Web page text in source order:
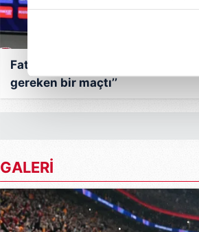
içerikleri sunabilmek adına
Her halükârda, kullanıcılar, bu
Sizlere daha iyi bir hizmet
amacıyla kullanılmaktadır.
reklam/pazarlama faaliyetlerinin
Çerezlere ilişkin tercihlerinizi
butonuna tıklayabilir,Çerez
6698 sayılı Kişisel Verilerin
Fatih Tekke: "Kazanmamız
gereken bir maçtı’’
GALERİ